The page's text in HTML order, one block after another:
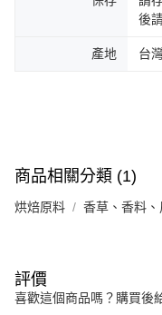
後
產地 台
商品相關分類 (1)
烘焙原料 香草、香料
評價
喜歡這個商品嗎？購買後